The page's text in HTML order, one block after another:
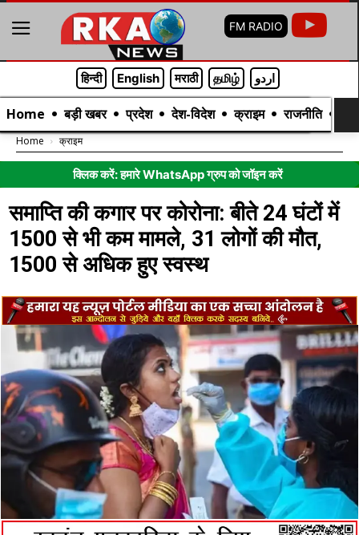
FM RADIO
हिन्दी English मराठी தமிழ் اردو
Home बड़ी खबर प्रदेश देश-विदेश क्राइम राजनीति
Home क्राइम
क्लिक करें: हमारे WhatsApp ग्रुप को जॉइन करें
समाप्ति की कगार पर कोरोना: बीते 24 घंटों में
1500 से भी कम मामले, 31 लोगों की मौत,
1500 से अधिक हुए स्वस्थ